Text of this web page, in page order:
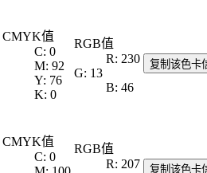
CMYK值
C: 0
M: 92
Y: 76
K: 0
RGB值
R: 230
G: 13
B: 46
复制该色卡
CMYK值
C: 0
RGB值
R: 207
复制该色卡